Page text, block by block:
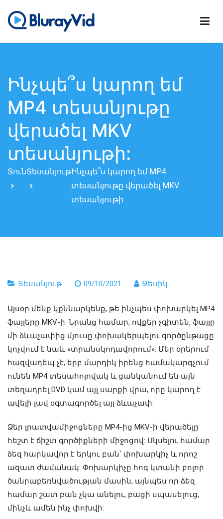
բովանդակությանը
BlurayVid
Ինչպե՞ս կարող եմ
MP4 տեսանյութը
վերածել MKV
տեսանյութի:
ՏունՏեսանյութԻնչպե՞ս կարող եմ MP4
տեսանյութը վերածել MKV
տեսանյութի:
Տեսանյութ 09/10/2021 Ջեսիկ
Այսօր մենք կքննարկենք, թե ինչպես փոխարկել MP4
ֆայլերը MKV-ի: Նրանց համար, ովքեր չգիտեն, ֆայլը
մի ձևաչափից մյուսը փոխակերպելու գործընթացը
կոչվում է նաև «տրանսկոդավորում»: Մեր օրերում
հազվադեպ չէ, երբ մարդիկ իրենց համակարգչում
ունեն MP4 տեսահոլովակ և ցանկանում են այն
տեղադրել DVD կամ այլ սարքի վրա, որը կարող է
ավելի լավ օգտագործել այլ ձևաչափ:
Ձեր լրատվամիջոցները MP4-ից MKV-ի վերածելը
հեշտ է ճիշտ գործիքների միջոցով: Սկսելու համար
ձեզ հարկավոր է երկու բան՝ փոխարկիչ և որոշ
ազատ ժամանակ: Փոխարկիչը հոգ կտանի բոլոր
ծանրաբեռնվածության մասին, այնպես որ ձեզ
համար շատ բան չկա անելու, բացի սպասելուց,
մինչև ամեն ինչ փոխվի: